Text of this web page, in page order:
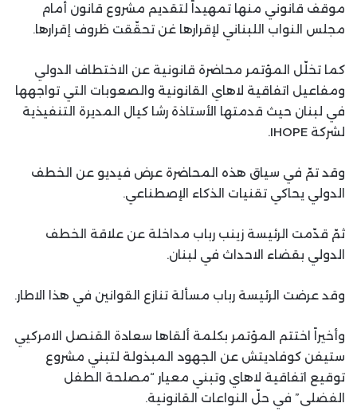
موقف قانوني منها تمهيداً لتقديم مشروع قانون أمام
مجلس النواب اللبناني لإقرارها غن تحقّقت ظروف إقرارها.
كما تخلّل المؤتمر محاضرة قانونية عن الاختطاف الدولي
ومفاعيل اتفاقية لاهاي القانونية والصعوبات التي تواجهها
في لبنان حيث قدمتها الأستاذة رشا كيال المديرة التنفيذية
لشركة IHOPE.
وقد تمّ في سياق هذه المحاضرة عرض فيديو عن الخطف
الدولي يحاكي تقنيات الذكاء الإصطناعي.
ثمّ قدّمت الرئيسة زينب رباب مداخلة عن علاقة الخطف
الدولي بقضاء الاحداث في لبنان.
وقد عرضت الرئيسة رباب مسألة تنازع القوانين في هذا الاطار.
وأخيراً اختتم المؤتمر بكلمة ألقاها سعادة القنصل الامركيي
ستيفن كوفاديتش عن الجهود المبذولة لتبني مشروع
توقيع اتفاقية لاهاي وتبني معيار “مصلحة الطفل
الفضلى” في حلّ النواعات القانونية.